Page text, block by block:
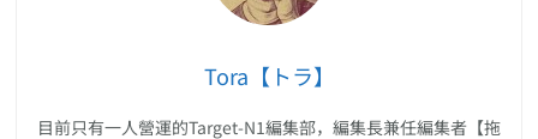
Tora【トラ】
目前只有一人營運的Target-N1編集部，編集長兼任編集者【拖